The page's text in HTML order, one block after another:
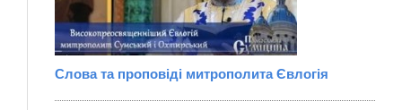
Слова та проповіді митрополита Євлогія